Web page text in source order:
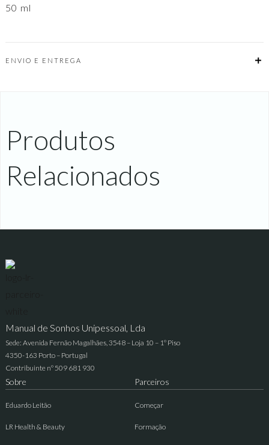
50 ml
ENVIO E ENTREGA
Produtos
Relacionados
Manual de Sonhos Unipessoal, Lda
Sede: Avenida Fernão Magalhães, 3548 – Loja 10 – 1º Piso
4350-163 Porto – Portugal
Contribuinte nº 509 681 930
Sobre
Eduardo Leitão
LR Health & Beauty
Parceiros
Começar
Formação